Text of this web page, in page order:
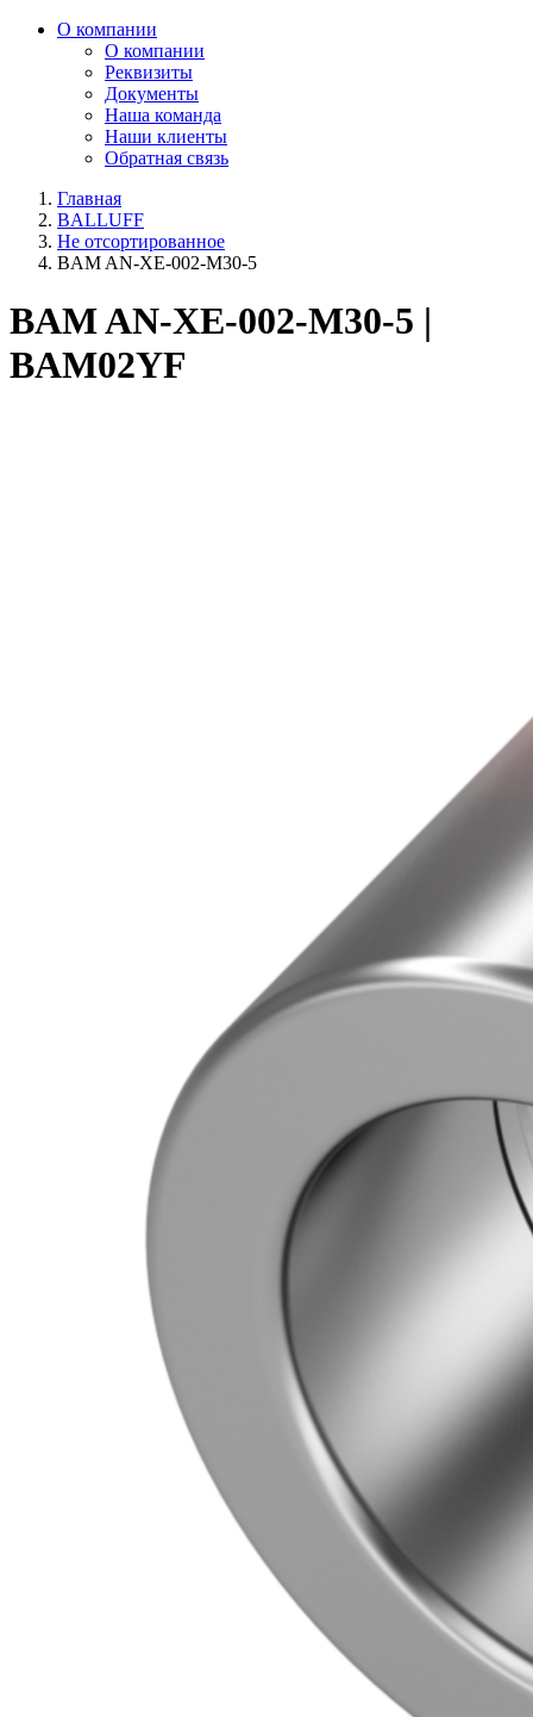
О компании
О компании
Реквизиты
Документы
Наша команда
Наши клиенты
Обратная связь
Главная
BALLUFF
Не отсортированное
BAM AN-XE-002-M30-5
BAM AN-XE-002-M30-5 |
BAM02YF